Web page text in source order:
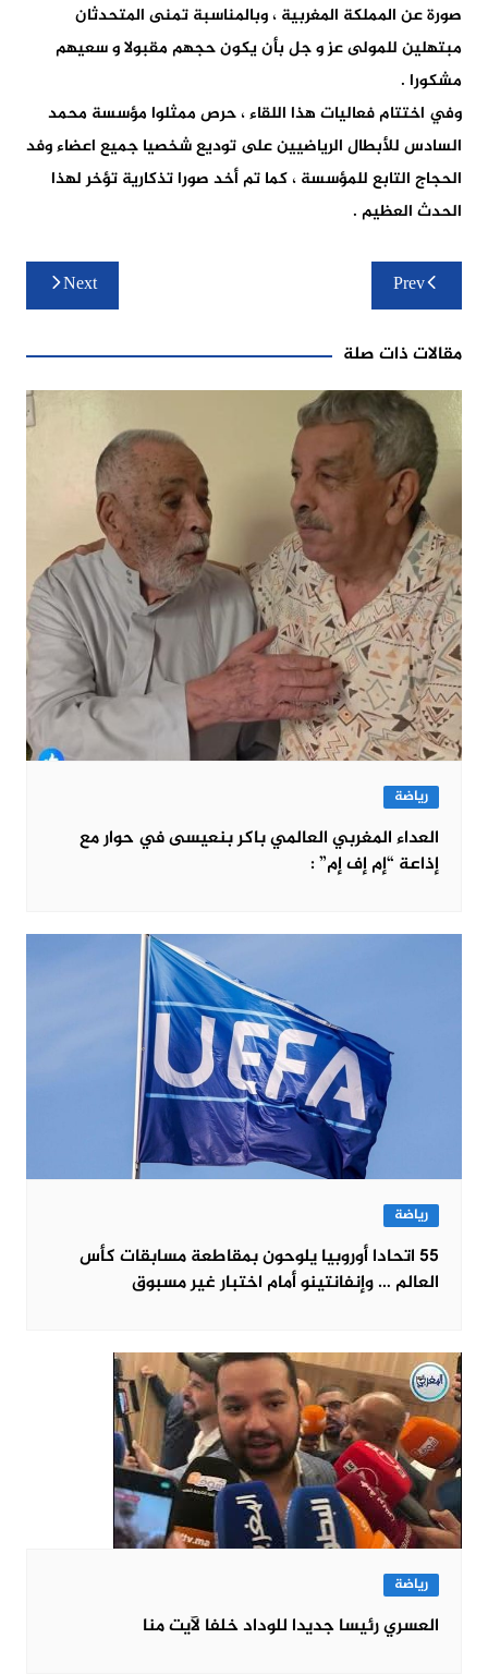
صورة عن المملكة المغربية ، وبالمناسبة تمنى المتحدثان
مبتهلين للمولى عز و جل بأن يكون حجهم مقبولا و سعيهم
مشكورا .
وفي اختتام فعاليات هذا اللقاء ، حرص ممثلوا مؤسسة محمد
السادس للأبطال الرياضيين على توديع شخصيا جميع اعضاء وفد
الحجاج التابع للمؤسسة ، كما تم أخد صورا تذكارية تؤخر لهذا
الحدث العظيم .
تصفّح
المقالات
Prev
Next
مقالات ذات صلة
رياضة
العداء المغربي العالمي باكر بنعيسى في حوار مع
إذاعة “إم إف إم” :
رياضة
55 اتحادا أوروبيا يلوحون بمقاطعة مسابقات كأس
العالم … وإنفانتينو أمام اختبار غير مسبوق
رياضة
العسري رئيسا جديدا للوداد خلفا لآيت منا